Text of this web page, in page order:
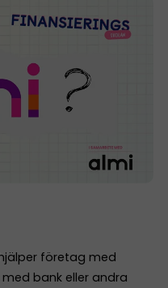
företag med
bank eller andra